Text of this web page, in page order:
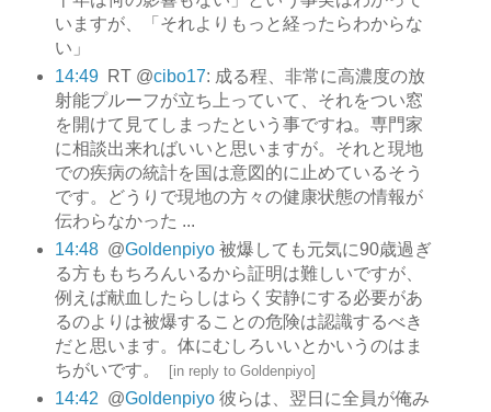
いますが、「それよりもっと経ったらわからな
い」
14:49
RT @cibo17: 成る程、非常に高濃度の放
射能プルーフが立ち上っていて、それをつい窓
を開けて見てしまったという事ですね。専門家
に相談出来ればいいと思いますが。それと現地
での疾病の統計を国は意図的に止めているそう
です。どうりで現地の方々の健康状態の情報が
伝わらなかった ...
14:48 @Goldenpiyo被爆しても元気に90歳過ぎ
る方ももちろんいるから証明は難しいですが、
例えば献血したらしはらく安静にする必要があ
るのよりは被爆することの危険は認識するべき
だと思います。体にむしろいいとかいうのはま
ちがいです。
[in reply to Goldenpiyo]
14:42 @Goldenpiyo彼らは、翌日に全員が俺み